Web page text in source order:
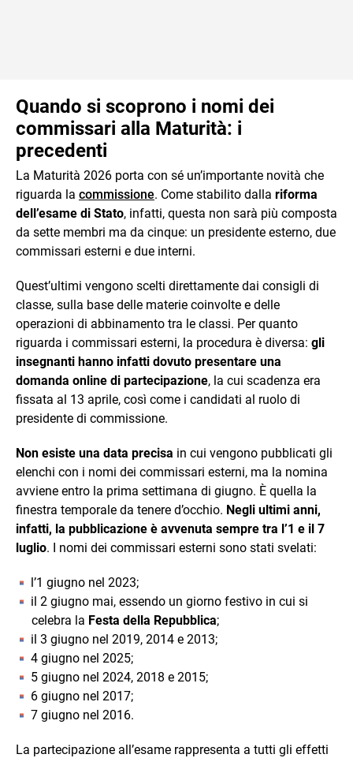
Quando si scoprono i nomi dei
commissari alla Maturità: i
precedenti
La Maturità 2026 porta con sé un’importante novità che
riguarda la commissione. Come stabilito dalla riforma
dell’esame di Stato, infatti, questa non sarà più composta
da sette membri ma da cinque: un presidente esterno, due
commissari esterni e due interni.
Quest’ultimi vengono scelti direttamente dai consigli di
classe, sulla base delle materie coinvolte e delle
operazioni di abbinamento tra le classi. Per quanto
riguarda i commissari esterni, la procedura è diversa: gli
insegnanti hanno infatti dovuto presentare una
domanda online di partecipazione, la cui scadenza era
fissata al 13 aprile, così come i candidati al ruolo di
presidente di commissione.
Non esiste una data precisa in cui vengono pubblicati gli
elenchi con i nomi dei commissari esterni, ma la nomina
avviene entro la prima settimana di giugno. È quella la
finestra temporale da tenere d’occhio. Negli ultimi anni,
infatti, la pubblicazione è avvenuta sempre tra l’1 e il 7
luglio. I nomi dei commissari esterni sono stati svelati:
l’1 giugno nel 2023;
il 2 giugno mai, essendo un giorno festivo in cui si
celebra la Festa della Repubblica;
il 3 giugno nel 2019, 2014 e 2013;
4 giugno nel 2025;
5 giugno nel 2024, 2018 e 2015;
6 giugno nel 2017;
7 giugno nel 2016.
La partecipazione all’esame rappresenta a tutti gli effetti